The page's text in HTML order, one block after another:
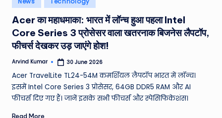
e
a
t
er
,
T
in
Acer का महाधमाका: भारत में लॉन्च हुआ पहला Intel
Core Series 3 प्रोसेसर वाला खतरनाक बिजनेस लैपटॉप,
फीचर्स देखकर उड़ जाएंगे होश!
Posted
Arvind Kumar 30 June 2026
Acer TravelLite TL24-54M कमर्शियल लैपटॉप भारत में लॉन्च।
इसमें Intel Core Series 3 प्रोसेसर, 64GB DDR5 RAM और AI
फीचर्स दिए गए हैं। जानें इसके सभी फीचर्स और स्पेसिफिकेशंस।
Read More